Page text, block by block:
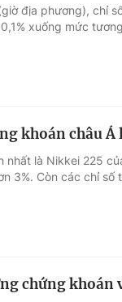
địa phương), chỉ
xuống mức
khoán châu Á
nhất là Nikkei 225
3%. Còn các chỉ số
chứng khoán